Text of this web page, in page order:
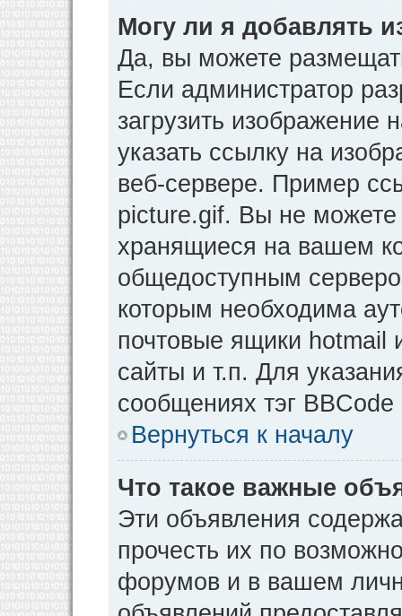
Могу ли я добавлять
Да, вы можете
Если администратор
загрузить
указать ссылку на
веб-сервере. Пример
picture.gif. Вы не можете
хранящиеся на вашем
общедоступным
которым необходима
почтовые ящики
сайты и т.п. Для
сообщениях тэг BBCode
Вернуться к началу
Что такое важные
Эти объявления
прочесть их по
форумов и в вашем